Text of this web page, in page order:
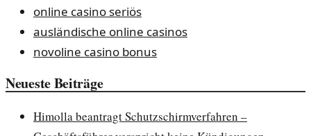
online casino seriös
ausländische online casinos
novoline casino bonus
Neueste Beiträge
Himolla beantragt Schutzschirmverfahren –